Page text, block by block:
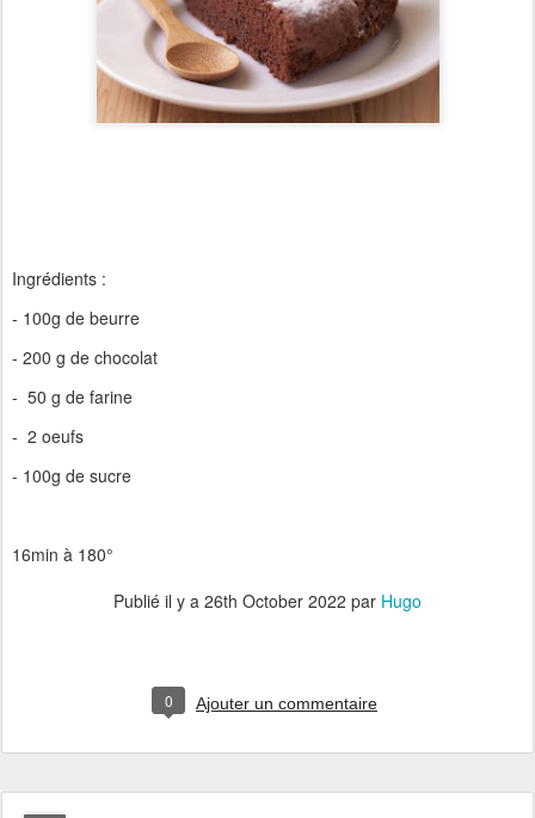
Ingrédients :
- 100g de beurre
- 200 g de chocolat
- 50 g de farine
- 2 oeufs
- 100g de sucre
16min à 180°
Publié il y a 26th October 2022 par Hugo
0 Ajouter un commentaire